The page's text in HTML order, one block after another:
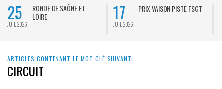
25
JUIL 2026
RONDE DE SAÔNE ET
LOIRE
17
JUIL 2026
PRIX VAISON PISTE FSGT
ARTICLES CONTENANT LE MOT CLÉ SUIVANT:
CIRCUIT